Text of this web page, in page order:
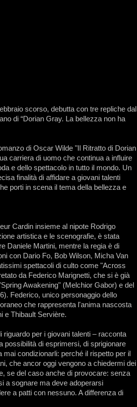
scorso, debutta con tre repliche dal
di “Dorian Gray. La bellezza non ha
di Oscar Wilde "Il Ritratto di Dorian
carriera di uomo che continua a influire
e dello spettacolo in tutto il mondo. Un
finalità di affidare a giovani talenti
porti in scena il tema della bellezza e
Cardin insieme al nipote Rodrigo
artistica e le scenografie, è stata
Daniele Martini, mentre la regia è di
con Dario Fo, Bob Wilson, Micha Van
spettacoli di culto come "Across
da Federico Marignetti, che si è già
Awakening" (Melchior Gabor) e del
Federico, unico personaggio dello
che rappresenta l'anima nascosta
e Thibault Servière.
per i giovani talenti – racconta
possibilità di esprimersi, di sprigionare
condizionarli: perché il rispetto per il
che ancor oggi vengono a chiedermi dei
se del caso anche di provocare: senza
a sognare ma deve adoperarsi
a patti con nessuno. A differenza di